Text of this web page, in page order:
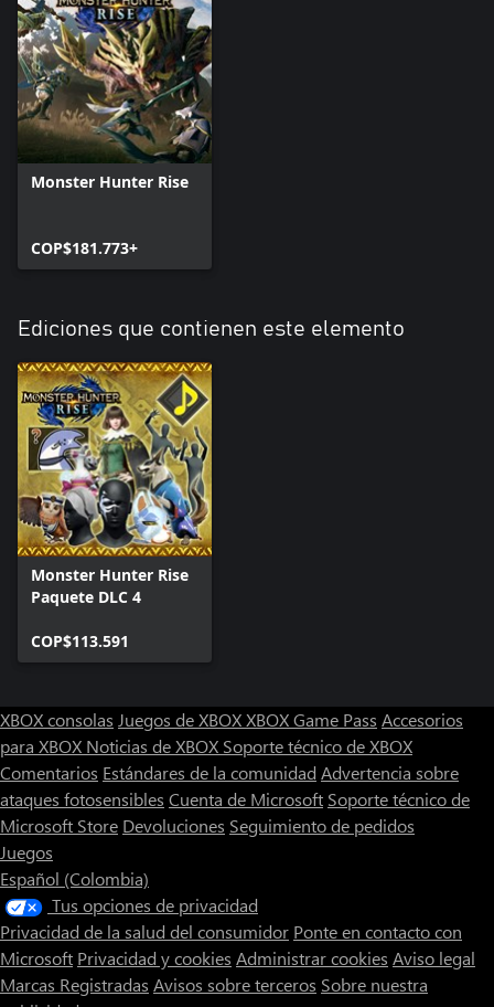
Monster Hunter Rise
COP$181.773+
Ediciones que contienen este elemento
Monster Hunter Rise
Paquete DLC 4
COP$113.591
XBOX consolas Juegos de XBOXXBOX Game Pass Accesorios
para XBOX Noticias de XBOX Soporte técnico de XBOX
Comentarios Estándares de la comunidad Advertencia sobre
ataques fotosensibles Cuenta de Microsoft Soporte técnico de
Microsoft Store Devoluciones Seguimiento de pedidos
Juegos
Español (Colombia)
Tus opciones de privacidad
Privacidad de la salud del consumidor Ponte en contacto con
Microsoft Privacidad y cookies Administrar cookies Aviso legal
Marcas Registradas Avisos sobre terceros Sobre nuestra